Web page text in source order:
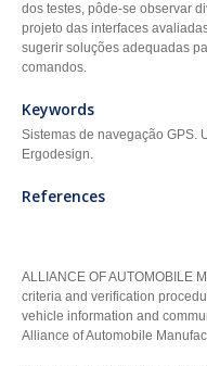
dos testes, pôde-se observar
projeto das interfaces
sugerir soluções adequadas
comandos.
Keywords
Sistemas de navegação GPS.
Ergodesign.
References
ALLIANCE OF AUTOMOBILE
criteria and verification
vehicle information and
Alliance of Automobile